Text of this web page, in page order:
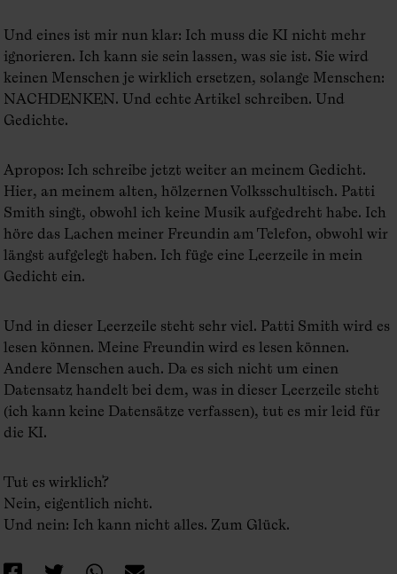
Und eines ist mir nun klar: Ich muss die KI nicht mehr
ignorieren. Ich kann sie sein lassen, was sie ist. Sie wird
keinen Menschen je wirklich ersetzen, solange Menschen:
NACHDENKEN. Und echte Artikel schreiben. Und
Gedichte.
Apropos: Ich schreibe jetzt weiter an meinem Gedicht.
Hier, an meinem alten, hölzernen Volksschultisch. Patti
Smith singt, obwohl ich keine Musik aufgedreht habe. Ich
höre das Lachen meiner Freundin am Telefon, obwohl wir
längst aufgelegt haben. Ich füge eine Leerzeile in mein
Gedicht ein.
Und in dieser Leerzeile steht sehr viel. Patti Smith wird es
lesen können. Meine Freundin wird es lesen können.
Andere Menschen auch. Da es sich nicht um einen
Datensatz handelt bei dem, was in dieser Leerzeile steht
(ich kann keine Datensätze verfassen), tut es mir leid für
die KI.
Tut es wirklich?
Nein, eigentlich nicht.
Und nein: Ich kann nicht alles. Zum Glück.